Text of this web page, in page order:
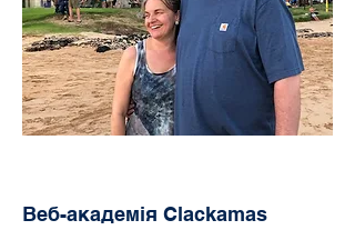
Веб-академія Clackamas